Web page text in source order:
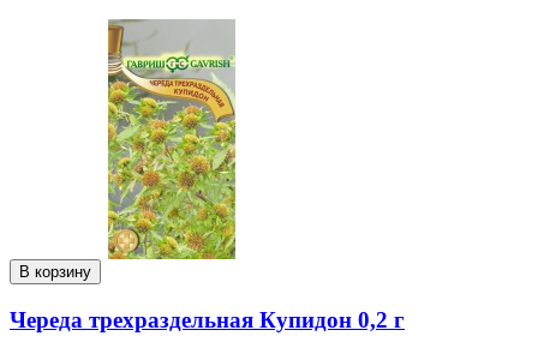
В корзину
Череда трехраздельная Купидон 0,2 г